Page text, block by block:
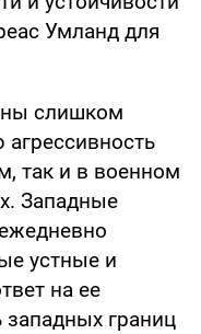
Умланд для
слишком
так и в военном
Западные
устные и
на ее
границ